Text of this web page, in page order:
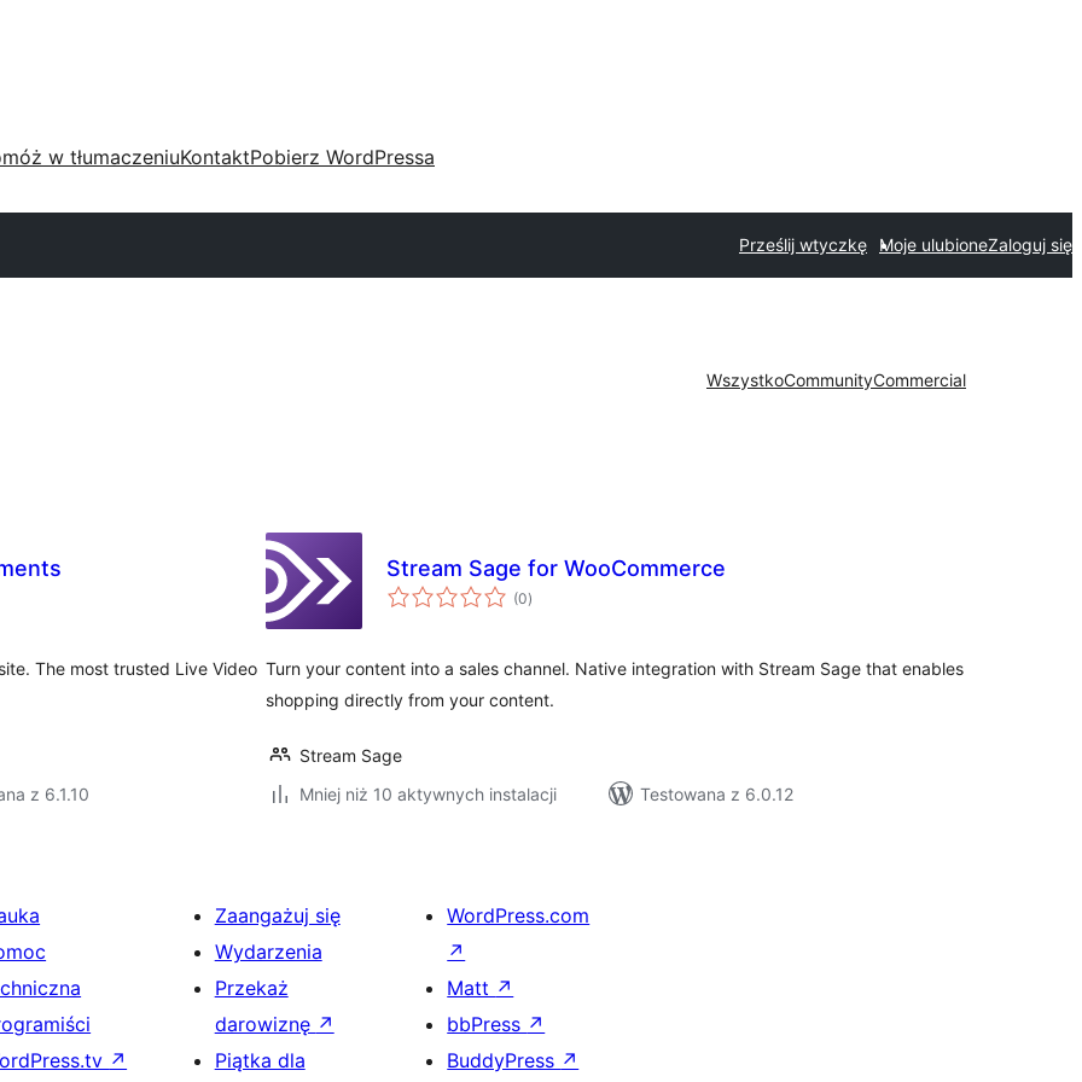
w tłumaczeniuKontaktPobierz WordPressa
Prześlij wtyczkę Moje ulubioneZaloguj się
WszystkoCommunityCommercial
The most trusted Live Video
z 6.1.10
Stream Sage for WooCommerce
(0wszystkich
ocen
)
Turn your content into a sales channel. Native integration with Stream Sage that enables
shopping directly from your content.
Stream Sage
Mniej niż 10 aktywnych instalacji
Testowana z 6.0.12
↗
Zaangażuj się
Wydarzenia
Przekaż
darowiznę ↗
Piątka dla
WordPress.com
↗
Matt ↗
bbPress ↗
BuddyPress ↗